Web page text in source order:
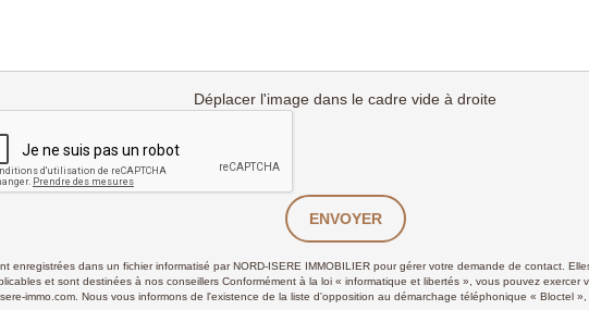
Déplacer l'image dans le cadre vide à droite
ENVOYER
enregistrées dans un fichier informatisé par NORD-ISERE IMMOBILIER pour gérer votre demande de contact.
et sont destinées à nos conseillers Conformément à la loi « informatique et libertés », vous pouvez
immo.com. Nous vous informons de l'existence de la liste d'opposition au démarchage téléphonique « Bloctel